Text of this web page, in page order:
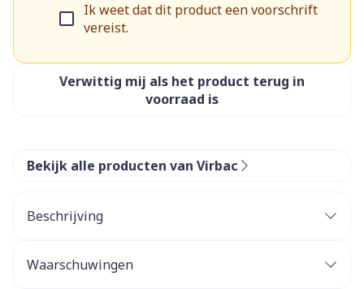
Ik weet dat dit product een voorschrift
vereist.
Verwittig mij als het product terug in
voorraad is
Bekijk alle producten van Virbac
Beschrijving
Waarschuwingen